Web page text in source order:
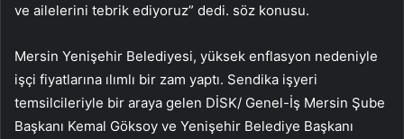
ve ailelerini tebrik ediyoruz” dedi. söz konusu.
Mersin Yenişehir Belediyesi, yüksek enflasyon nedeniyle
işçi fiyatlarına ılımlı bir zam yaptı. Sendika işyeri
temsilcileriyle bir araya gelen DİSK/ Genel-İş Mersin Şube
Başkanı Kemal Göksoy ve Yenişehir Belediye Başkanı